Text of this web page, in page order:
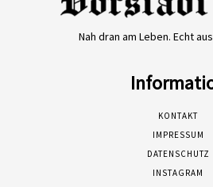
Nah dran am Leben. Echt
KONTAKT
IMPRESSUM
DATENSCHUTZ
INSTAGRAM